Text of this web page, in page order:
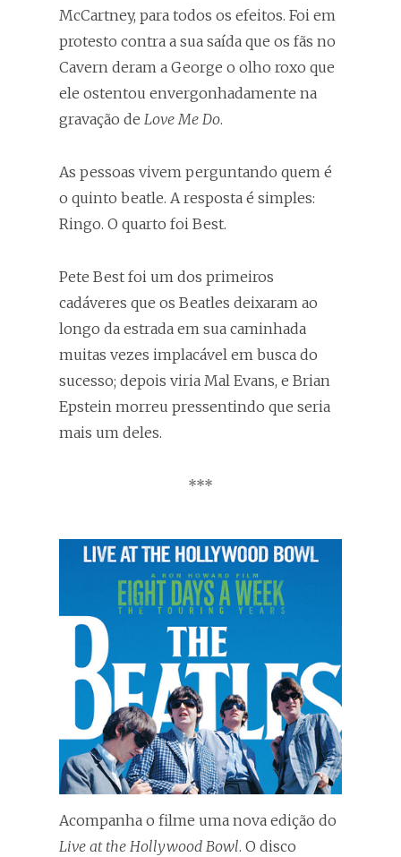
McCartney, para todos os efeitos. Foi em
protesto contra a sua saída que os fãs no
Cavern deram a George o olho roxo que
ele ostentou envergonhadamente na
gravação de Love Me Do.
As pessoas vivem perguntando quem é
o quinto beatle. A resposta é simples:
Ringo. O quarto foi Best.
Pete Best foi um dos primeiros
cadáveres que os Beatles deixaram ao
longo da estrada em sua caminhada
muitas vezes implacável em busca do
sucesso; depois viria Mal Evans, e Brian
Epstein morreu pressentindo que seria
mais um deles.
***
Acompanha o filme uma nova edição do
Live at the Hollywood Bowl. O disco